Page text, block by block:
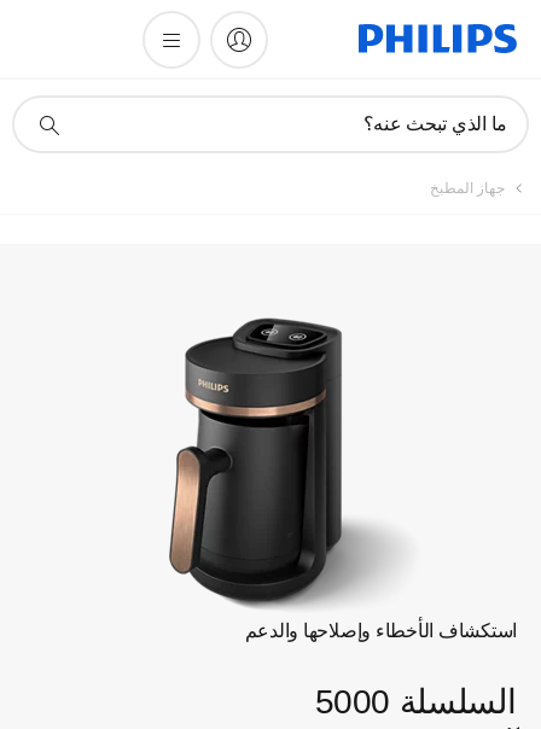
دعم
ما الذي تبحث عنه؟
جهاز المطبخ
استكشاف الأخطاء وإصلاحها والدعم
السلسلة 5000